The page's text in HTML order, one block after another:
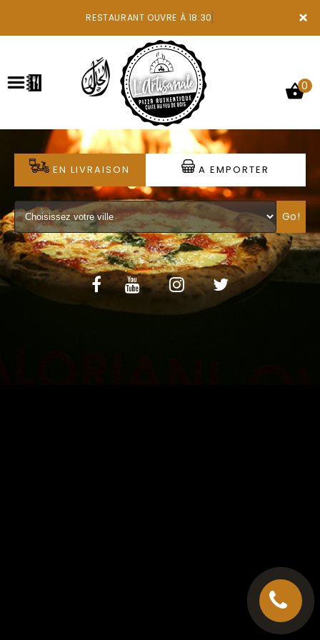
×
RESTAURANT OUVRE À 18:30
ACCUEIL
LA CARTE
VOTRE COMPTE
NOTRE RESTAURANT
VOS AVIS
0
EN LIVRAISON A EMPORTER
Go!